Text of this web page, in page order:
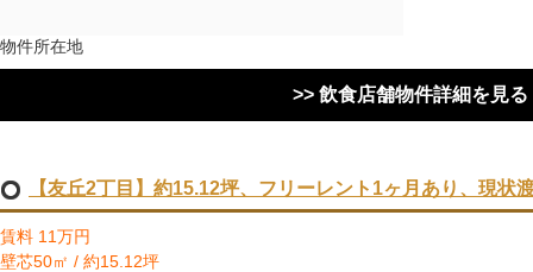
物件所在地
>> 飲食店舗物件詳細を見る
【友丘2丁目】約15.12坪、フリーレント1ヶ月あり、現状
賃料 11万円
壁芯50㎡ / 約15.12坪